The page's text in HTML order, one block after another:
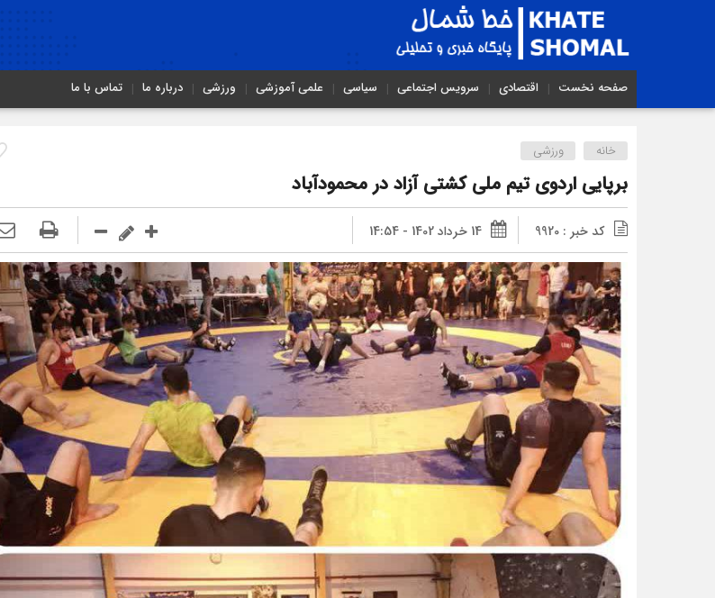
صفحه نخست اقتصادی سرویس اجتماعی سیاسی علمی آموزشی ورزشی درباره ما تماس با ما
خانه ورزشی
برپایی اردوی تیم ملی کشتی آزاد در محمودآباد
کد خبر : 9920 14 خرداد 1402 - 14:54